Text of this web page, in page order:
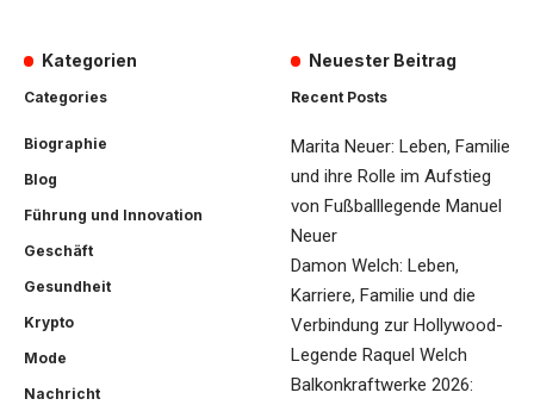
Kategorien
Categories
Biographie
Blog
Führung und Innovation
Geschäft
Gesundheit
Krypto
Mode
Nachricht
Neuester Beitrag
Recent Posts
Marita Neuer: Leben, Familie
und ihre Rolle im Aufstieg
von Fußballlegende Manuel
Neuer
Damon Welch: Leben,
Karriere, Familie und die
Verbindung zur Hollywood-
Legende Raquel Welch
Balkonkraftwerke 2026: